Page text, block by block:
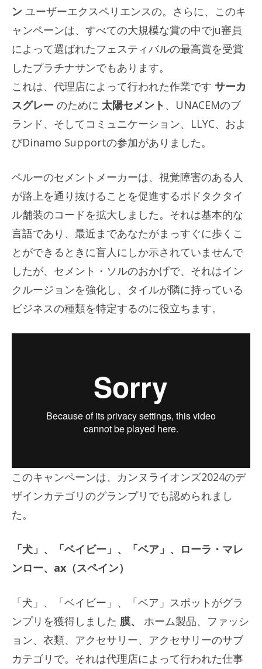
ン ユーザーエクスペリエンスの。さらに、このキ
ャンペーンは、すべての大規模な賞の中でju審員
によって選ばれたフェスティバルの最高賞を受賞
したプラチナサンでもあります。
これは、代理店によって行われた作業です サーカ
スグレー のために 太陽セメント 、UNACEMのブ
ランド、そしてコミュニケーション、LLYC、およ
びDinamo Supportの参加がありました。
ペルーのセメントメーカーは、視覚障害のある人
が路上を通り抜けることを促進するポドタクタイ
ル舗装のコードを拡大しました。それは基本的な
言語であり、最近まであなたがまっすぐに歩くこ
とができるときに盲人にしか示されていませんで
したが、セメント・ソルのおかげで、それはイン
クルージョンを強化し、タイルが隣に持っている
ビジネスの種類を特定するのに役立ちます。
このキャンペーンは、カンヌライオンズ2024のデ
ザインカテゴリのグランプリでも認められまし
た。
「犬」、「ベイビー」、「ベア」、ローラ・マレ
ンロー、ax（スペイン）
「犬」、「ベイビー」、「ベア」スポットがグラ
ンプリを獲得しました 膜、
ホーム製品、ファッシ
ョン、衣類、アクセサリー、アクセサリーのサブ
カテゴリで。それは代理店によって行われた仕事